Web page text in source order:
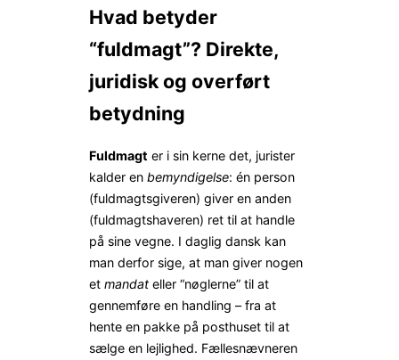
Hvad betyder
“fuldmagt”? Direkte,
juridisk og overført
betydning
Fuldmagt er i sin kerne det, jurister
kalder en bemyndigelse: én person
(fuldmagtsgiveren) giver en anden
(fuldmagtshaveren) ret til at handle
på sine vegne. I daglig dansk kan
man derfor sige, at man giver nogen
et mandat eller “nøglerne” til at
gennemføre en handling – fra at
hente en pakke på posthuset til at
sælge en lejlighed. Fællesnævneren